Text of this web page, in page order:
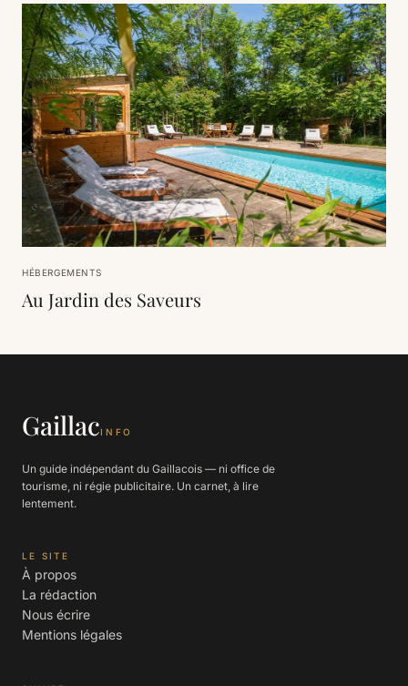
HÉBERGEMENTS
Au Jardin des Saveurs
GaillacINFO
Un guide indépendant du Gaillacois — ni office de
tourisme, ni régie publicitaire. Un carnet, à lire
lentement.
LE SITE
À propos
La rédaction
Nous écrire
Mentions légales